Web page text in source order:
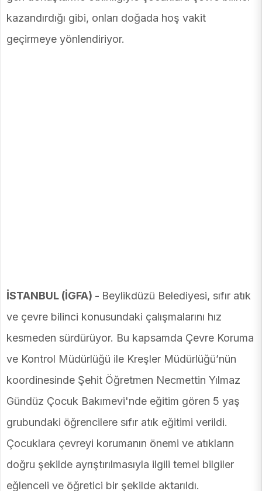
kazandırdığı gibi, onları doğada hoş vakit
geçirmeye yönlendiriyor.
İSTANBUL (İGFA) - Beylikdüzü Belediyesi, sıfır atık
ve çevre bilinci konusundaki çalışmalarını hız
kesmeden sürdürüyor. Bu kapsamda Çevre Koruma
ve Kontrol Müdürlüğü ile Kreşler Müdürlüğü’nün
koordinesinde Şehit Öğretmen Necmettin Yılmaz
Gündüz Çocuk Bakımevi'nde eğitim gören 5 yaş
grubundaki öğrencilere sıfır atık eğitimi verildi.
Çocuklara çevreyi korumanın önemi ve atıkların
doğru şekilde ayrıştırılmasıyla ilgili temel bilgiler
eğlenceli ve öğretici bir şekilde aktarıldı.